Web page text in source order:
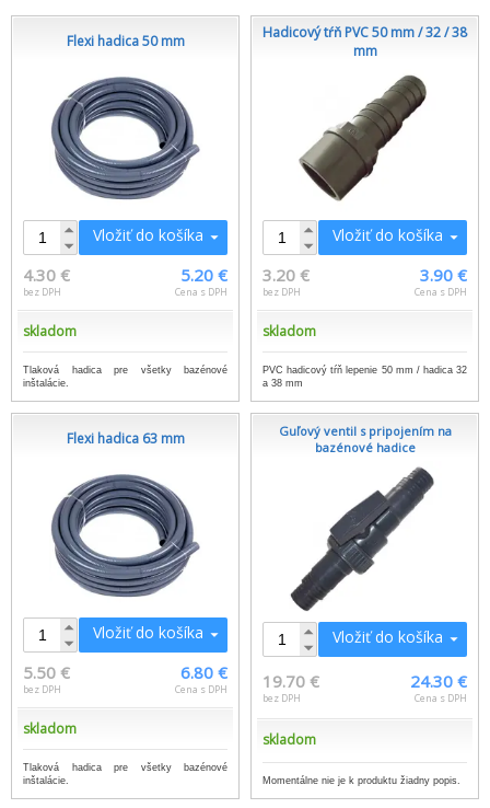
Flexi hadica 50 mm
Vložiť do košíka
4.30 €
bez DPH
5.20 €
Cena s DPH
skladom
Tlaková hadica pre všetky bazénové
inštalácie.
Hadicový tŕň PVC 50 mm / 32 / 38
mm
Vložiť do košíka
3.20 €
bez DPH
3.90 €
Cena s DPH
skladom
PVC hadicový tŕň lepenie 50 mm / hadica 32
a 38 mm
Flexi hadica 63 mm
Vložiť do košíka
5.50 €
bez DPH
6.80 €
Cena s DPH
skladom
Tlaková hadica pre všetky bazénové
inštalácie.
Guľový ventil s pripojením na
bazénové hadice
Vložiť do košíka
19.70 €
bez DPH
24.30 €
Cena s DPH
skladom
Momentálne nie je k produktu žiadny popis.